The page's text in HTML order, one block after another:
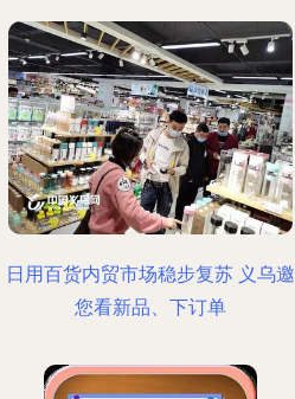
日用百货内贸市场稳步复苏 义乌邀
您看新品、下订单